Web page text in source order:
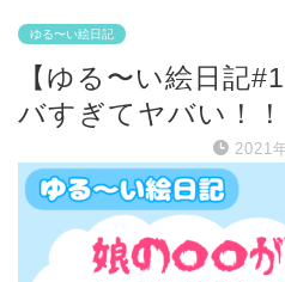
ゆる〜い絵日記
【ゆる〜い絵日記
バすぎてヤバい！！
2021